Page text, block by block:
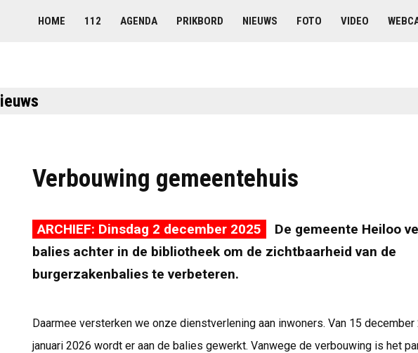
HOME 112 AGENDA PRIKBORD NIEUWS FOTO VIDEO
Verbouwing gemeentehuis
ARCHIEF: Dinsdag 2 december 2025
De gemeente Heiloo
balies achter in de bibliotheek om de zichtbaarheid van de
burgerzakenbalies te verbeteren.
Daarmee versterken we onze dienstverlening aan inwoners. Van 15
januari 2026 wordt er aan de balies gewerkt. Vanwege de verbouwing is het